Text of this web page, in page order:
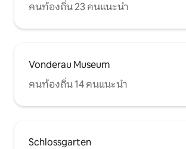
คนท้องถิ่น 23 คนแนะนำ
Vonderau Museum
คนท้องถิ่น 14 คนแนะนำ
Schlossgarten